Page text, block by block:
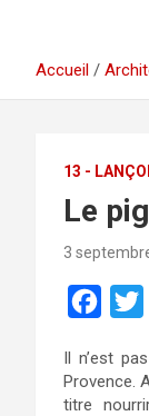
Accueil
13 -
Le
3
c
e
i
t
Il n’est
Provence.
titre